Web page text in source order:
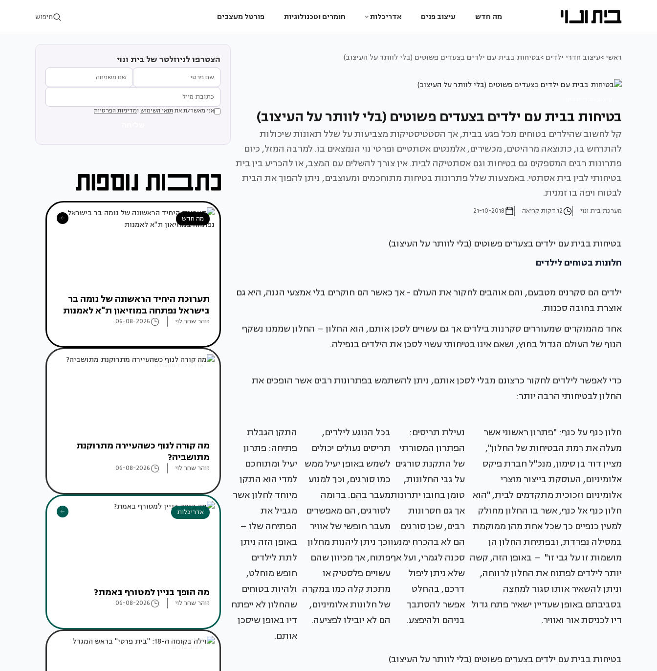
מה חדש עיצוב פנים אדריכלות חומרים וטכנולוגיות פורטל מעצבים חיפוש
ראשי >עיצוב חדרי ילדים >בטיחות בבית עם ילדים בצעדים פשוטים (בלי לוותר על העיצוב)
בטיחות בבית עם ילדים בצעדים פשוטים (בלי לוותר על העיצוב)
קל לחשוב שהילדים בטוחים מכל פגע בבית, אך הסטטיסטיקות מצביעות על שלל תאונות שיכולות
להתרחש בו, כתוצאה מרהיטים, מכשירים, אלמנטים אסתטיים ופרטי נוי הנמצאים בו. למרבה המזל, כיום
פתרונות רבים המספקים גם בטיחות וגם אסתטיקה לבית. אין צורך להשלים עם המצב, או להכריע בין בית
בטיחותי לבין בית אסתטי. באמצעות שלל פתרונות בטיחות מתוחכמים ומעוצבים, ניתן להפוך את הבית
לבטוח ויפה בו זמנית.
מערכת בית ונוי 12 דקות קריאה 21-10-2018
בטיחות בבית עם ילדים בצעדים פשוטים (בלי לוותר על העיצוב)
חלונות בטוחים לילדים
ילדים הם סקרנים מטבעם, והם אוהבים לחקור את העולם - אך כאשר הם חוקרים בלי אמצעי הגנה, היא גם
אוצרת בחובה סכנות.
אחד מהמוקדים שמעוררים סקרנות בילדים אך גם עשויים לסכן אותם, הוא החלון – החלון שממנו נשקף
הנוף של העולם הגדול בחוץ, ושאם אינו בטיחותי עשוי לסכן את הילדים בנפילה.
כדי לאפשר לילדים לחקור כרצונם מבלי לסכן אותם, ניתן להשתמש בפתרונות רבים אשר הופכים את
החלון לבטיחותי הרבה יותר:
חלון כנף על כנף: "פתרון ראשוני אשר
מעלה את רמת הבטיחות של החלון",
מציין דוד בן סימון, מנכ"ל חברתפיקס
אלומיניום, העוסקת בייצור מוצרי
אלומיניום וזכוכית מתקדמים לבית, "הוא
חלון כנף אל כנף, אשר בו החלון מחולק
למעין כנפיים כך שכל אחת מהן ממוקמת
במסילה נפרדת, ובפתיחת החלון הן
מושמות זו על גבי זו" – באופן הזה, קשה
יותר לילדים לפתוח את החלון לרווחה,
וניתן להשאיר אותו סגור למחצה
בסביבתם באופן שעדיין ישאיר פתח גדול
דיו לכניסת אור ואוויר.
נעילת תריסים:
הפתרון המסורתי
של התקנת סורגים
על גבי החלונות,
טומן בחובו יתרונות
אך גם חסרונות
רבים, שכן סורגים
הם לא בהכרח ימנעו
סכנה לגמרי, ועל אף
שלא ניתן ליפול
דרכם, בהחלט
אפשר להסתבך
בניהם ולהיפצע.
בכל הנוגע לילדים,
תריסים נעולים יכולים
לשמש באופן יעיל ממש
כמו סורגים, וכך למנוע
מעבר בהם. בדומה
לסורגים, הם מאפשרים
מעבר חופשי של אוויר
וכך ניתן ליהנות מחלון
פתוח, אך מכיוון שהם
עשויים פלסטיק או
מתכת קלה כמו במקרה
של חלונות אלומיניום,
הם לא יובילו לפציעה.
התקן הגבלת
פתיחה: פתרון
יעיל ומתוחכם
למדי הוא התקן
מיוחד לחלון אשר
מגביל את
הפתיחה שלו –
באופן הזה ניתן
לתת לילדים
חופש מוחלט,
ולהיות בטוחים
שהחלון לא ייפתח
דיו באופן שיסכן
אותם.
בטיחות בבית עם ילדים בצעדים פשוטים (בלי לוותר על העיצוב)
הצטרפו לניוזלטר של בית ונוי
אני מאשר/ת את תנאי השימוש ומדיניות הפרטיות
מה חדש
תערוכת היחיד הראשונה של נומה בר
בישראל נפתחה במוזיאון ת"א לאמנות
זוהר שחר לוי 06-08-2026
אדריכלות מהעולם
מה קורה לנוף כשהעיירה מתרוקנת
מתושביה?
זוהר שחר לוי 06-08-2026
אדריכלות
מה הופך בניין למטורף באמת?
זוהר שחר לוי 06-08-2026
עיצוב בתים